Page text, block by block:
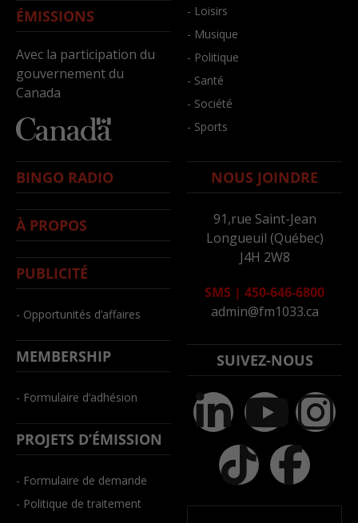
ÉMISSIONS
Avec la participation du
gouvernement du
Canada
- Loisirs
- Musique
- Politique
- Santé
- Société
- Sports
BINGO RADIO
À PROPOS
PUBLICITÉ
- Opportunités d’affaires
MEMBERSHIP
- Formulaire d’adhésion
PROJETS D’ÉMISSION
- Formulaire de demande
- Politique de traitement
NOUS JOINDRE
91,rue Saint-Jean
Longueuil (Québec)
J4H 2W8
SMS | 450-646-6800
admin@fm1033.ca
SUIVEZ-NOUS